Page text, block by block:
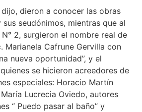
dieron a conocer las obras
sus seudónimos, mientras que al
2, surgieron el nombre real de
Marianela Cafrune Gervilla con
nueva oportunidad”, y el
se hicieron acreedores de
especiales: Horacio Martín
Lucrecia Oviedo, autores
“ Puedo pasar al baño” y